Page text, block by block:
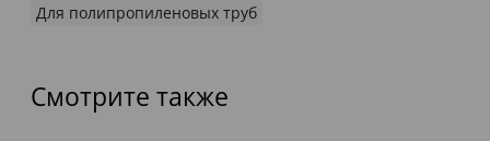
Для полипропиленовых труб
Смотрите также